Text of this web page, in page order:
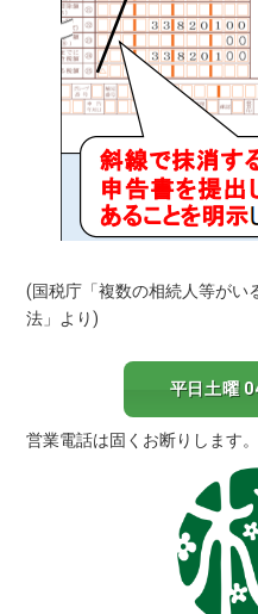
(国税庁「複数の相続人等がい
法」より)
平日土曜
営業電話は固くお断りします。